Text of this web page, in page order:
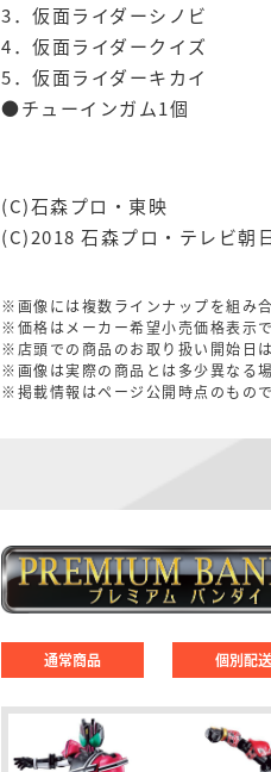
3．仮面ライダーシノビ
4．仮面ライダークイズ
5．仮面ライダーキカイ
●チューインガム1個
(C)石森プロ・東映
(C)2018 石森プロ・テレビ朝
※画像には複数ラインナップを組み
※価格はメーカー希望小売価格表示で
※店頭での商品のお取り扱い開始日
※画像は実際の商品とは多少異なる場
※掲載情報はページ公開時点のもの
通常商品 個別配送